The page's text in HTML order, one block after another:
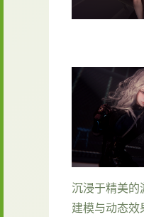
沉浸于精美的
建模与动态效